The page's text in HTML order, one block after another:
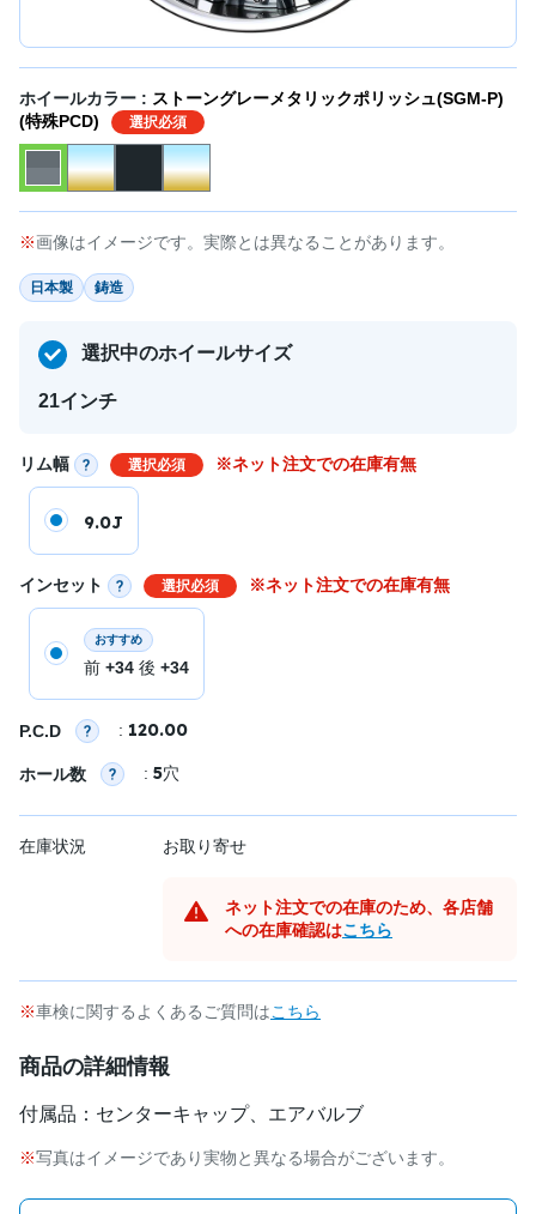
ホイールカラー : ストーングレーメタリックポリッシュ(SGM-P)
(特殊PCD)
選択必須
画像はイメージです。実際とは異なることがあります。
日本製 鋳造
選択中のホイールサイズ
21インチ
リム幅 選択必須 ※ネット注文での在庫有無
9.0J
インセット 選択必須 ※ネット注文での在庫有無
おすすめ
前 +34 後 +34
P.C.D : 120.00
ホール数 : 5穴
在庫状況 お取り寄せ
ネット注文での在庫のため、各店舗
への在庫確認はこちら
車検に関するよくあるご質問はこちら
商品の詳細情報
付属品：センターキャップ、エアバルブ
写真はイメージであり実物と異なる場合がございます。